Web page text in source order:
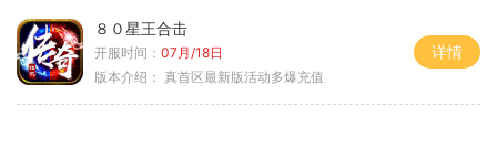
８０星王合击
开服时间： 07月/18日
版本介绍： 真首区最新版活动多爆充值
详情